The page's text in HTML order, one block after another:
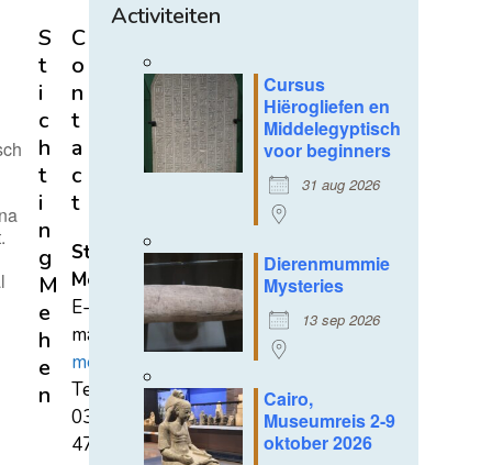
Activiteiten
Cursus
Hiërogliefen en
Middelegyptisch
voor beginners
31 aug 2026
Dierenmummie
Mysteries
13 sep 2026
Cairo,
Museumreis 2-9
oktober 2026
S
t
i
c
h
t
i
n
g
M
e
h
e
n
C
o
n
t
a
c
t
Stichting
Mehen
E-
mail:
mehen@hetnet.nl
Tel.:
0318-
471689